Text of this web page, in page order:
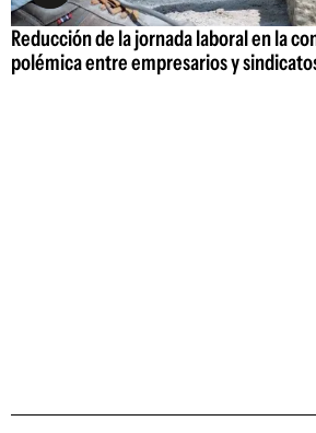
Reducción de la jornada laboral en la
polémica entre empresarios y